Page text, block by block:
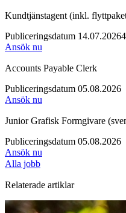
Kundtjänstagent (inkl.
Publiceringsdatum 14.07.2026
Ansök nu
Accounts Payable Clerk
Publiceringsdatum 05.08.2026
Ansök nu
Junior Grafisk Formgivare
Publiceringsdatum 05.08.2026
Ansök nu
Alla jobb
Relaterade artiklar